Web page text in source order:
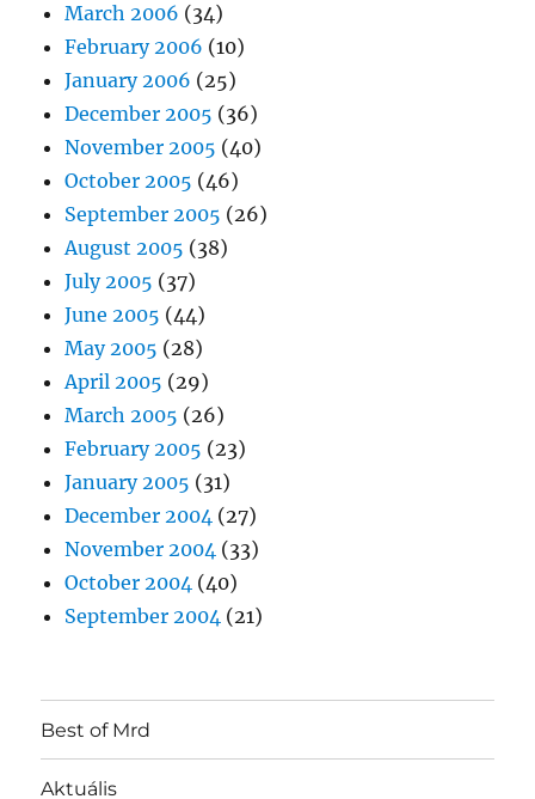
March 2006 (34)
February 2006 (10)
January 2006 (25)
December 2005 (36)
November 2005 (40)
October 2005 (46)
September 2005 (26)
August 2005 (38)
July 2005 (37)
June 2005 (44)
May 2005 (28)
April 2005 (29)
March 2005 (26)
February 2005 (23)
January 2005 (31)
December 2004 (27)
November 2004 (33)
October 2004 (40)
September 2004 (21)
Best of Mrd
Aktuális